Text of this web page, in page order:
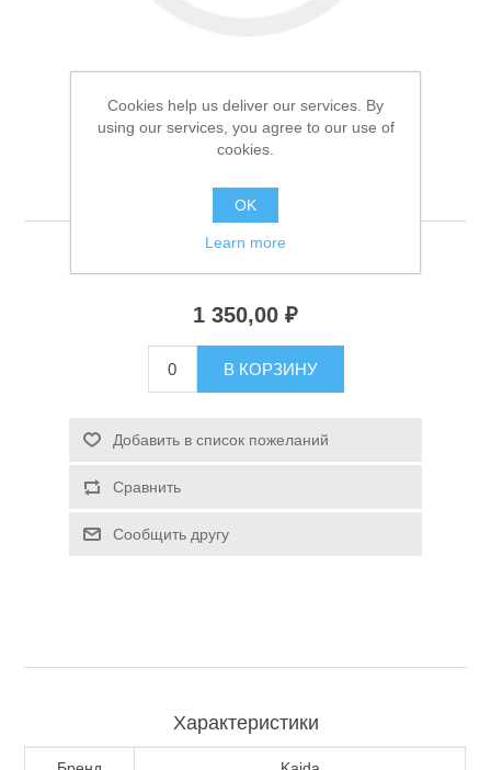
Аксессуары для лодок
Спасательные средства
Садок Kaida A71 2.5м
1 350,00 ₽
В КОРЗИНУ
Добавить в список пожеланий
Сравнить
Сообщить другу
Характеристики
Cookies help us deliver our services. By
using our services, you agree to our use of
cookies.
OK
Learn more